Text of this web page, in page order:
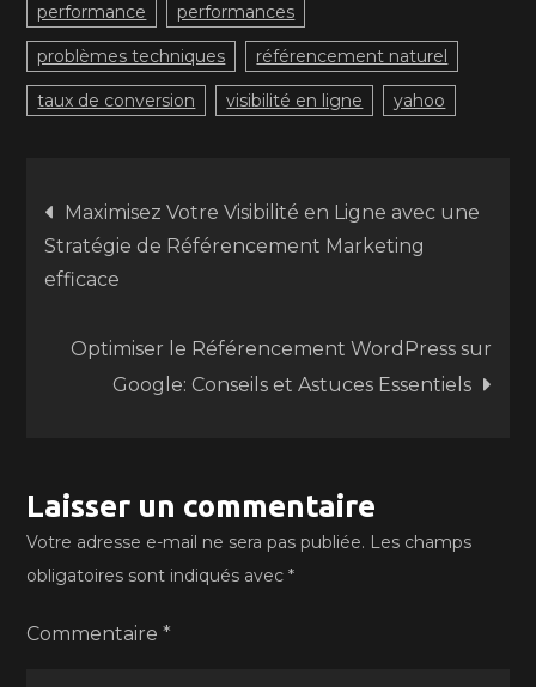
performance performances
problèmes techniques référencement naturel
taux de conversion visibilité en ligne yahoo
Navigation
de
l’article
Maximisez Votre Visibilité en Ligne avec une
Stratégie de Référencement Marketing
efficace
Optimiser le Référencement WordPress sur
Google: Conseils et Astuces Essentiels
Laisser un commentaire
Votre adresse e-mail ne sera pas publiée. Les champs
obligatoires sont indiqués avec*
Commentaire*